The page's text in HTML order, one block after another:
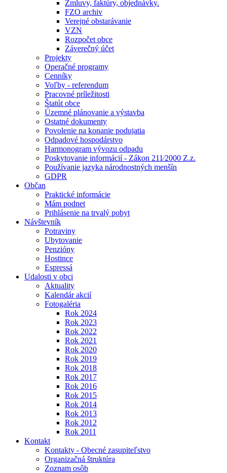
Zmluvy, faktúry, objednávky.
FZO archiv
Verejné obstarávanie
VZN
Rozpočet obce
Záverečný účet
Projekty
Operačné programy
Cenníky
Voľby - referendum
Pracovné príležitosti
Štatút obce
Územné plánovanie a výstavba
Ostatné dokumenty
Povolenie na konanie podujatia
Odpadové hospodárstvo
Harmonogram vývozu odpadu
Poskytovanie informácií - Zákon 211⁄2000 Z.z.
Používanie jazyka národnostných menšín
GDPR
Občan
Praktické informácie
Mám podnet
Prihlásenie na trvalý pobyt
Návštevník
Potraviny
Ubytovanie
Penzióny
Hostince
Espressá
Udalosti v obci
Aktuality
Kalendár akcií
Fotogaléria
Rok 2024
Rok 2023
Rok 2022
Rok 2021
Rok 2020
Rok 2019
Rok 2018
Rok 2017
Rok 2016
Rok 2015
Rok 2014
Rok 2013
Rok 2012
Rok 2011
Kontakt
Kontakty - Obecné zasupiteľstvo
Organizačná štruktúra
Zoznam osôb